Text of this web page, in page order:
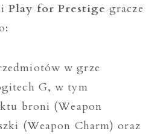
Play for Prestige gracze
w grze
G, w tym
broni (Weapon
(Weapon Charm) oraz